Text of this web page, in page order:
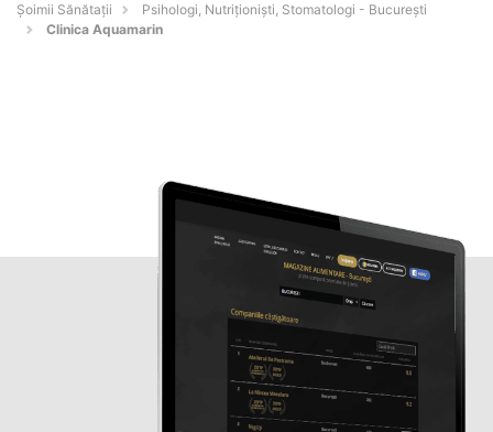
Şoimii Sănătații
Psihologi, Nutriționiști, Stomatologi - Bucureşti
Clinica Aquamarin